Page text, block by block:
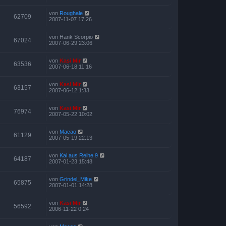
62709 von Roughale
2007-11-07 17:26
67024 von Hank Scorpio
2007-06-29 23:06
63536 von Kasi Mir
2007-06-18 11:16
63157 von Kasi Mir
2007-06-12 1:33
76974 von Kasi Mir
2007-05-22 10:02
61129 von Macao
2007-05-19 22:13
64187 von Kai aus Reihe 9
2007-01-23 15:48
65875 von Grindel_Mike
2007-01-01 14:28
56592 von Kasi Mir
2006-11-22 0:24